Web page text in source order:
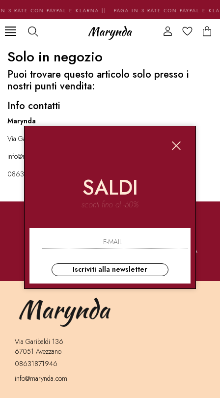
3 RATE CON PAYPAL E KLARNA || PAGA IN 3 RATE CON PAYPAL E
Solo in negozio
Puoi trovare questo articolo solo presso i
nostri punti vendita:
Info contatti
Marynda
Via Garibaldi 136 67051 Avezzano
info@marynda.com
08631871946
PAGAMENTI
CONSEGNE
ULTRA RAPIDE
ASSISTENZA
Via Garibaldi 136
67051 Avezzano
08631871946
info@marynda.com
SALDI
sconti fino al -60%
Iscriviti alla newsletter